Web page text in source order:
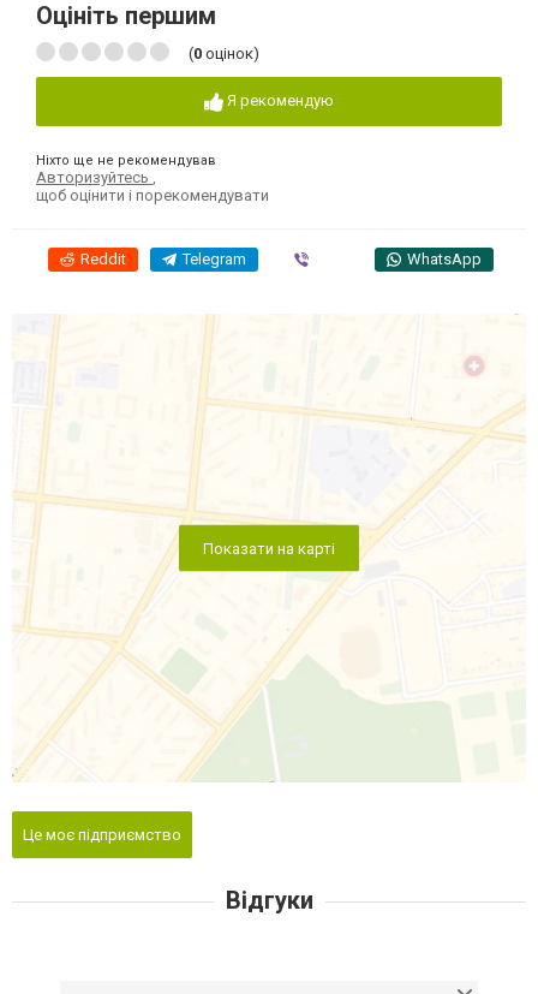
Оцініть першим
(0 оцінок)
Я рекомендую
Ніхто ще не рекомендував
Авторизуйтесь
щоб оцінити і порекомендувати
Reddit Telegram WhatsApp
Показати на карті
Це моє підприємство
Відгуки